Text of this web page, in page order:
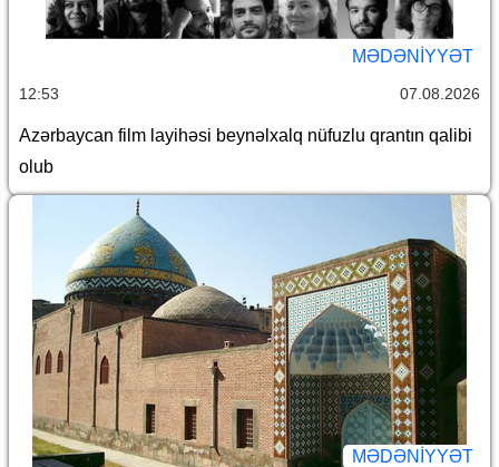
MƏDƏNIYYƏT
12:53 07.08.2026
Azərbaycan film layihəsi beynəlxalq nüfuzlu qrantın qalibi
olub
MƏDƏNIYYƏT